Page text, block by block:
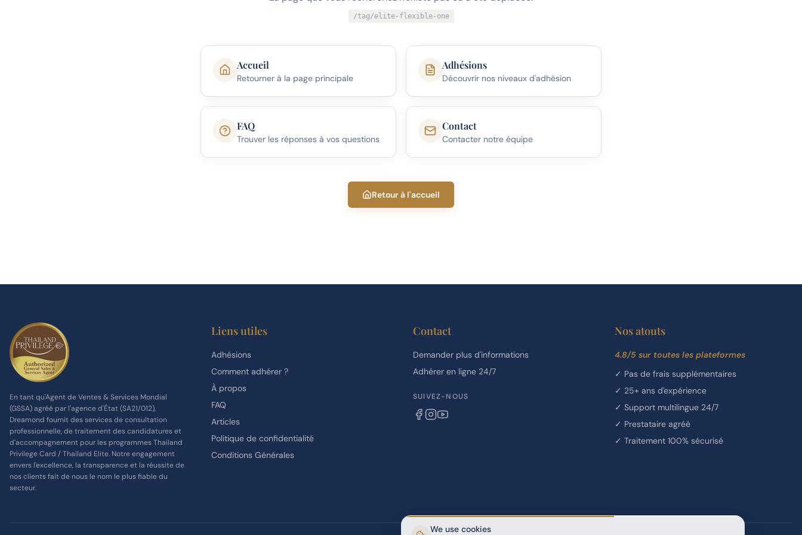
We use cookies
/tag/elite-flexible-one
Accueil
Retourner à la page principale
Adhésions
Découvrir nos niveaux d'adhésion
FAQ
Trouver les réponses à vos questions
Contact
Contacter notre équipe
Retour à l'accueil
En tant qu'Agent de Ventes & Services Mondial
(GSSA) agréé par l'agence d'État (SA21/012),
Dreamond fournit des services de consultation
professionnelle, de traitement des candidatures et
d'accompagnement pour les programmes Thailand
Privilege Card / Thailand Elite. Notre engagement
envers l'excellence, la transparence et la réussite de
nos clients fait de nous le nom le plus fiable du
secteur.
Liens utiles
Adhésions
Comment adhérer ?
À propos
FAQ
Articles
Politique de confidentialité
Conditions Générales
Contact
Demander plus d'informations
Adhérer en ligne 24/7
SUIVEZ-NOUS
Nos atouts
4.8/5 sur toutes les plateformes
✓ Pas de frais supplémentaires
✓ 25+ ans d'expérience
✓ Support multilingue 24/7
✓ Prestataire agréé
✓ Traitement 100% sécurisé